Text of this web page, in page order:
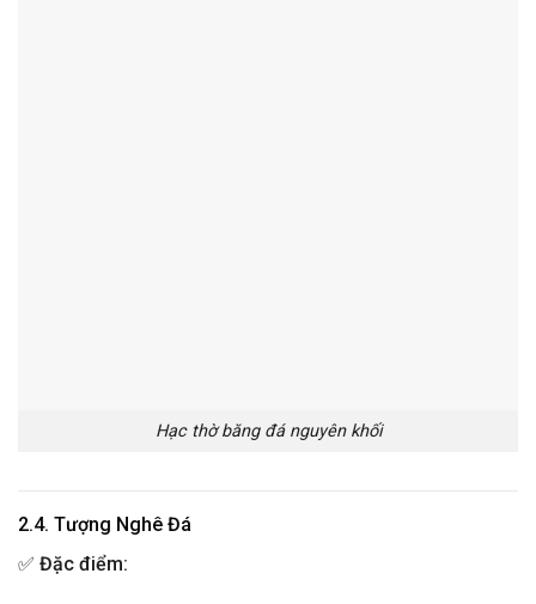
Hạc thờ băng đá nguyên khối
2.4. Tượng Nghê Đá
✅ Đặc điểm: